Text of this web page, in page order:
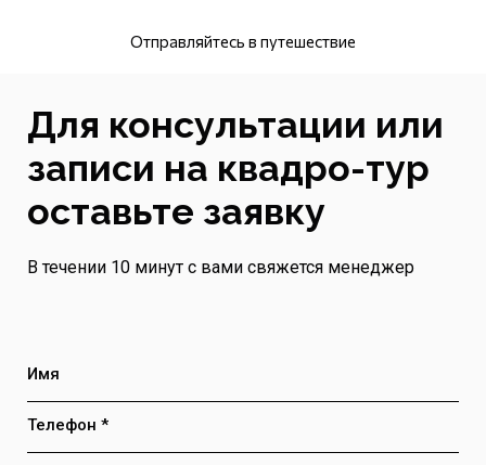
Отправляйтесь в путешествие
Для консультации или
записи на квадро-тур
оставьте заявку
В течении 10 минут с вами свяжется менеджер
Имя
Телефон *